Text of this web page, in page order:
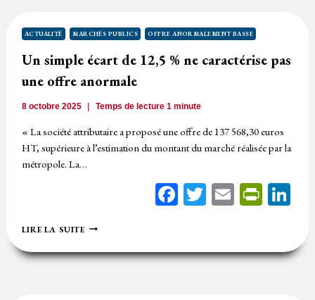
PROCÉDURE
ACTUALITÉ MARCHÉS PUBLICS OFFRE ANORMALEMENT BASSE
Un simple écart de 12,5 % ne caractérise pas
une offre anormale
8 octobre 2025 Temps de lecture1 minute
« La société attributaire a proposé une offre de 137 568,30 euros
HT, supérieure à l’estimation du montant du marché réalisée par la
métropole. La…
Facebook
Twitter
Email
LIRE LA SUITEUN
ÉCART
DE